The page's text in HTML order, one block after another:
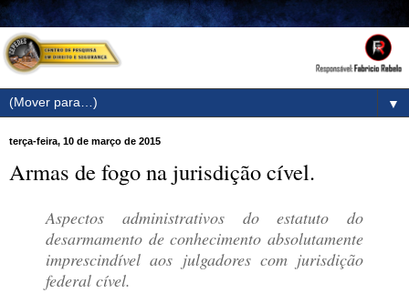
▼
terça-feira, 10 de março de 2015
Armas de fogo na jurisdição cível.
Aspectos administrativos do estatuto do
desarmamento de conhecimento absolutamente
imprescindível aos julgadores com jurisdição
federal cível.